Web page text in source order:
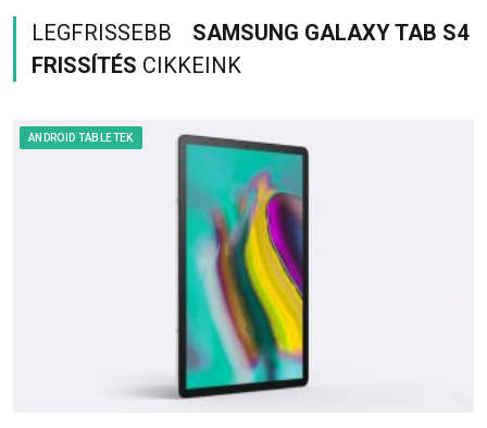
LEGFRISSEBB
SAMSUNG GALAXY TAB S4
FRISSÍTÉS CIKKEINK
ANDROID TABLETEK